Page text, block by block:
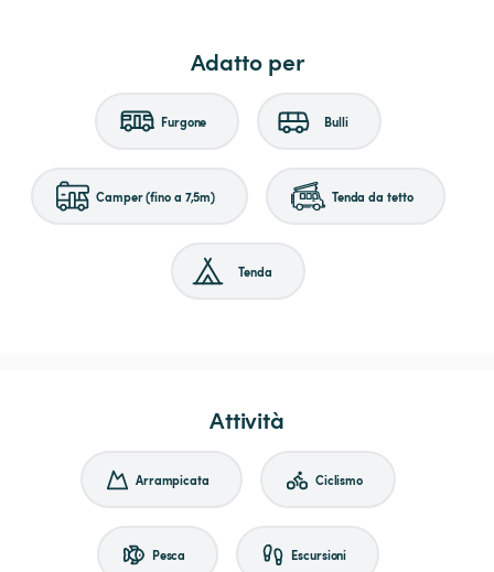
Adatto per
Furgone Bulli
Camper (fino a 7,5m) Tenda da tetto
Tenda
Attività
Arrampicata Ciclismo
Pesca Escursioni